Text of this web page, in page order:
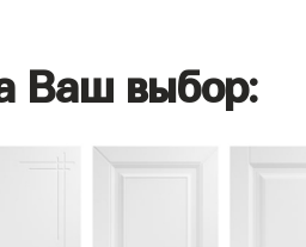
Ваш выбор: